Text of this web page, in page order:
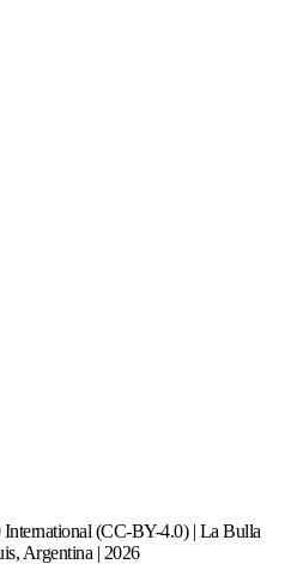
(CC-BY-4.0) | La Bulla
Argentina | 2026